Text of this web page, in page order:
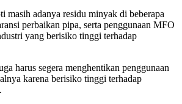
adanya residu minyak di beberapa
perbaikan pipa, serta penggunaan MFO
yang berisiko tinggi terhadap
harus segera menghentikan penggunaan
karena berisiko tinggi terhadap